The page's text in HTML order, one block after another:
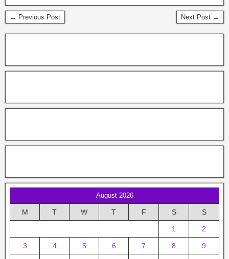
← Previous Post Next Post →
August 2026
M T W T F S S
1 2
3 4 5 6 7 8 9